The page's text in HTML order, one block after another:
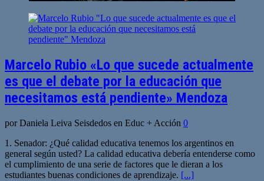
Marcelo Rubio «Lo que sucede actualmente
es que el debate por la educación que
necesitamos está pendiente» Mendoza
por Daniela Leiva Seisdedos en Educ + Acción 0
1. Senador: ¿Qué calidad educativa tenemos los argentinos en
general según usted? La calidad educativa debería entenderse como
el cumplimiento de una serie de factores que le dieran a los
estudiantes buenas condiciones de aprendizaje. [...]